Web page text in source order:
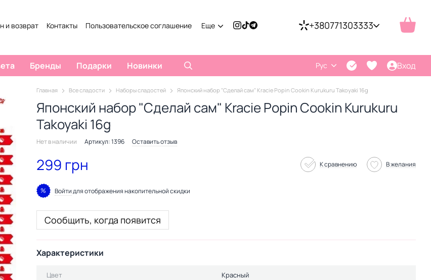
и возврат Контакты Пользовательское соглашение Еще +380771303333
Бренды Подарки Новинки Рус Вход
Главная Все сладости Наборы сладостей Японский набор "Сделай сам" Kracie Popin Cookin Kurukuru Takoyaki 16g
Японский набор "Сделай сам" Kracie Popin Cookin Kurukuru
Takoyaki 16g
Нет в наличии Артикул: 1396 Оставить отзыв
299 грн К сравнению В желания
% Войтидля отображения накопительной скидки
Сообщить, когда появится
Характеристики
Цвет Красный